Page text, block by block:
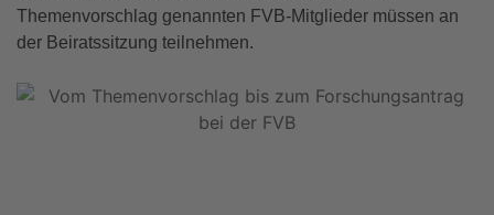
Themenvorschlag genannten FVB-Mitglieder müssen an
der Beiratssitzung teilnehmen.